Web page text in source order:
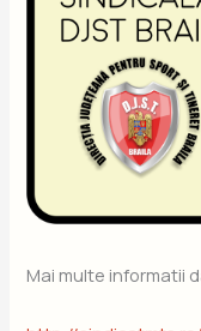
Mai multe informatii